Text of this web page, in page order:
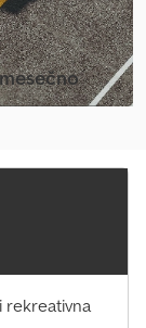
rekreativna